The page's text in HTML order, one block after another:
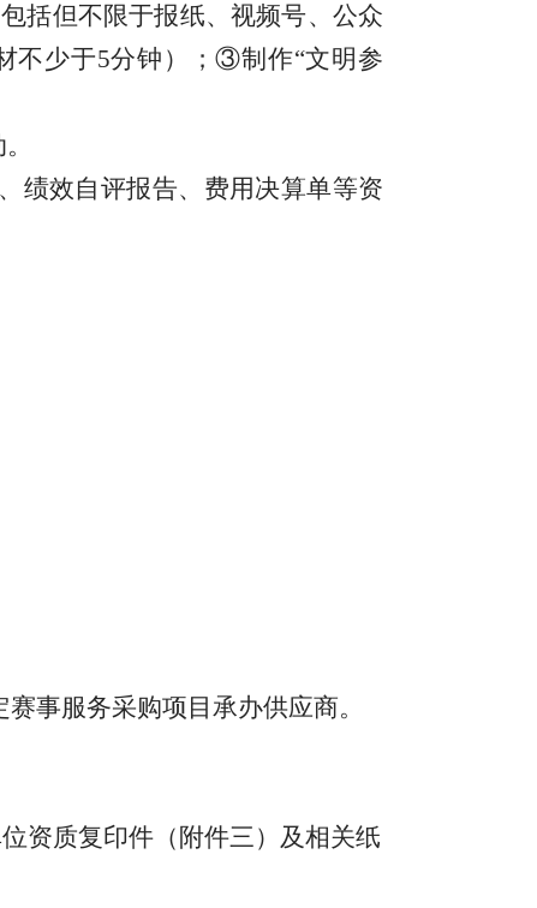
括但不限于报纸、视频号、公众
不少于5分钟）；③制作“文明参
绩效自评报告、费用决算单等资
事服务采购项目承办供应商。
资质复印件（附件三）及相关纸